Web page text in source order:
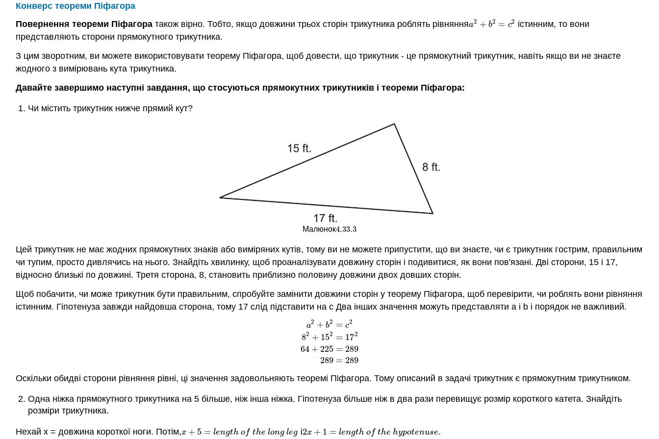
Конверс теореми Піфагора
Повернення теореми Піфагора також вірно. Тобто, якщо довжини трьох сторін трикутника роблять рівнянняa2 + b2 = c2
a2 +b2=c2
істинним, то вони
представляють сторони прямокутного трикутника.
З цим зворотним, ви можете використовувати теорему Піфагора, щоб довести, що трикутник - це прямокутний трикутник, навіть якщо ви не знаєте
жодного з вимірювань кута трикутника.
Давайте завершимо наступні завдання, що стосуються прямокутних трикутників і теореми Піфагора:
Чи містить трикутник нижче прямий кут?
Малюнок4.33.3
4.33.3
Цей трикутник не має жодних прямокутних знаків або виміряних кутів, тому ви не можете припустити, що ви знаєте, чи є трикутник гострим, правильним
чи тупим, просто дивлячись на нього. Знайдіть хвилинку, щоб проаналізувати довжину сторін і подивитися, як вони пов'язані. Дві сторони, 15 і 17,
відносно близькі по довжині. Третя сторона, 8, становить приблизно половину довжини двох довших сторін.
Щоб побачити, чи може трикутник бути правильним, спробуйте замінити довжини сторін у теорему Піфагора, щоб перевірити, чи роблять вони рівняння
істинним. Гіпотенуза завжди найдовша сторона, тому 17 слід підставити на c Два інших значення можуть представляти a і b і порядок не важливий.
a2 + b2
82 + 152
64 + 225
289
= c2
= 172
= 289
= 289
a2 b 2=c 28 2+
Оскільки обидві сторони рівняння рівні, ці значення задовольняють теоремі Піфагора. Тому описаний в задачі трикутник є прямокутним трикутником.
Одна ніжка прямокутного трикутника на 5 більше, ніж інша ніжка. Гіпотенуза більше ніж в два рази перевищує розмір короткого катета. Знайдіть
розміри трикутника.
Нехай x = довжина короткої ноги. Потім,x + 5 = length of the long leg
x+5 = en gthofth elo ngleg і2x + 1 = length of the hypotenuse
2x+1 = engthofth eh ypot enuse .